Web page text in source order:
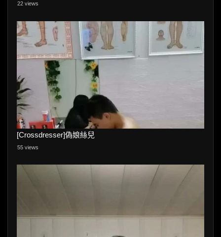
22 views
[Crossdresser]偽娘絲兒
55 views